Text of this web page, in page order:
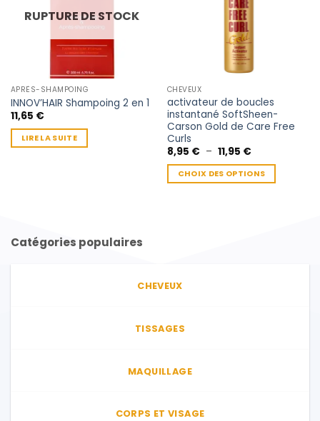
RUPTURE DE STOCK
APRÈS-SHAMPOING
INNOV’HAIR Shampoing 2 en 1
11,65 €
LIRE LA SUITE
CHEVEUX
activateur de boucles
instantané SoftSheen-
Carson Gold de Care Free
Curls
8,95 € – 11,95 €Plage
prix :
8,95 €
CHOIX DES OPTIONS
options
choisies
page
Catégories populaires
CHEVEUX
TISSAGES
MAQUILLAGE
CORPS ET VISAGE